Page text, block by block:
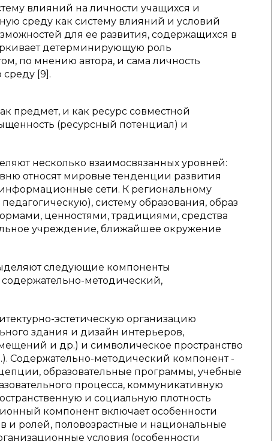
влияний на личности учащихся и
среду как систему влияний и условий
для ее развития, содержащихся в
детерминирующую роль
по мнению автора, и сама личность
среду [9].
предмет, и как ресурс совместной
(ресурсный потенциал) и
несколько взаимосвязанных уровней:
относят мировые тенденции развития
сети. К региональному
систему образования, образ
ценностями, традициями, средства
учреждение, ближайшее окружение
следующие компоненты
методический,
эстетическую организацию
здания и дизайн интерьеров,
и др.) и символическое пространство
Содержательно-методический компонент -
образовательные программы, учебные
процесса, коммуникативную
и социальную плотность
компонент включает особенности
и ролей, половозрастные и национальные
условия (особенности